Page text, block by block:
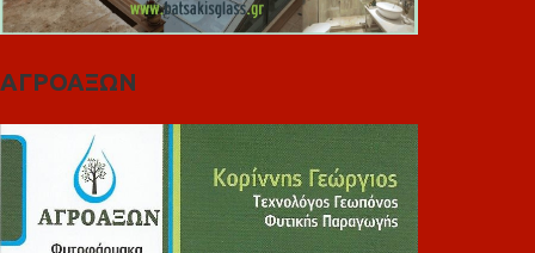
ΑΓΡΟΑΞΩΝ